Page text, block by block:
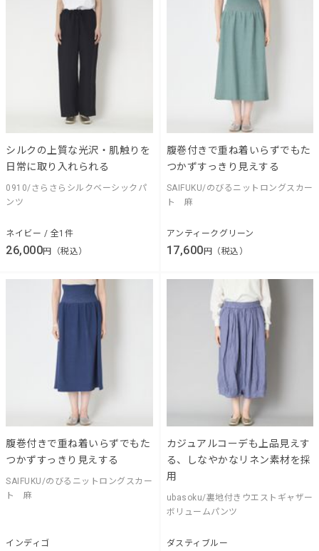
シルクの上質な光沢・肌触りを
日常に取り入れられる
0910/さらさらシルクベーシックパ
ンツ
ネイビー / 全1件
26,000円（税込）
腹巻付きで重ね着いらずでもた
つかずすっきり見えする
SAIFUKU/のびるニットロングスカー
ト 麻
アンティークグリーン
17,600 円（税込）
腹巻付きで重ね着いらずでもた
つかずすっきり見えする
SAIFUKU/のびるニットロングスカー
ト 麻
インディゴ
カジュアルコーデも上品見えす
る、しなやかなリネン素材を採
用
ubasoku/裏地付きウエストギャザー
ボリュームパンツ
ダスティブルー